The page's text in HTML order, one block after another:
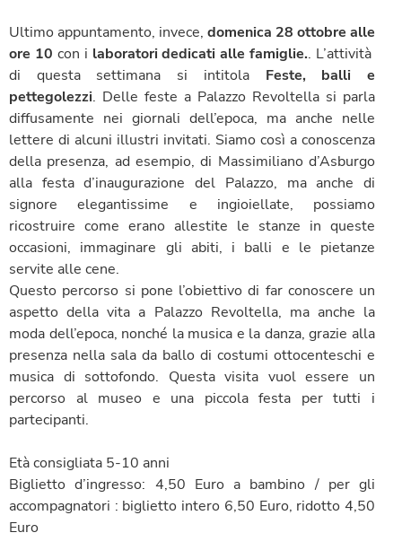
Ultimo appuntamento, invece, domenica 28 ottobre alle
ore 10 con i laboratoridedicati alle famiglie.. L’attività
di questa settimana si intitola Feste, balli e
pettegolezzi. Delle feste a Palazzo Revoltella si parla
diffusamente nei giornali dell’epoca, ma anche nelle
lettere di alcuni illustri invitati. Siamo così a conoscenza
della presenza, ad esempio, di Massimiliano d’Asburgo
alla festa d’inaugurazione del Palazzo, ma anche di
signore elegantissime e ingioiellate, possiamo
ricostruire come erano allestite le stanze in queste
occasioni, immaginare gli abiti, i balli e le pietanze
servite alle cene.
Questo percorso si pone l’obiettivo di far conoscere un
aspetto della vita a Palazzo Revoltella, ma anche la
moda dell’epoca, nonché la musica e la danza, grazie alla
presenza nella sala da ballo di costumi ottocenteschi e
musica di sottofondo. Questa visita vuol essere un
percorso al museo e una piccola festa per tutti i
partecipanti.
Età consigliata 5-10 anni
Biglietto d’ingresso: 4,50 Euro a bambino / per gli
accompagnatori : biglietto intero 6,50 Euro, ridotto 4,50
Euro